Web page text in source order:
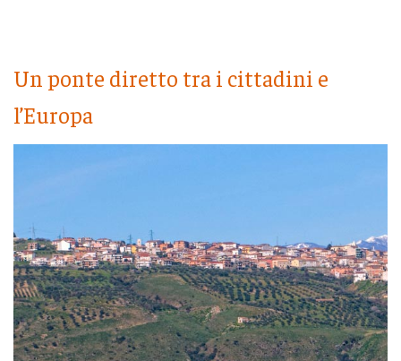
Un ponte diretto tra i cittadini e
l’Europa